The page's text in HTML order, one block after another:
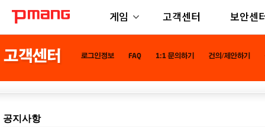
게임 고객센터 보안센
공지사항